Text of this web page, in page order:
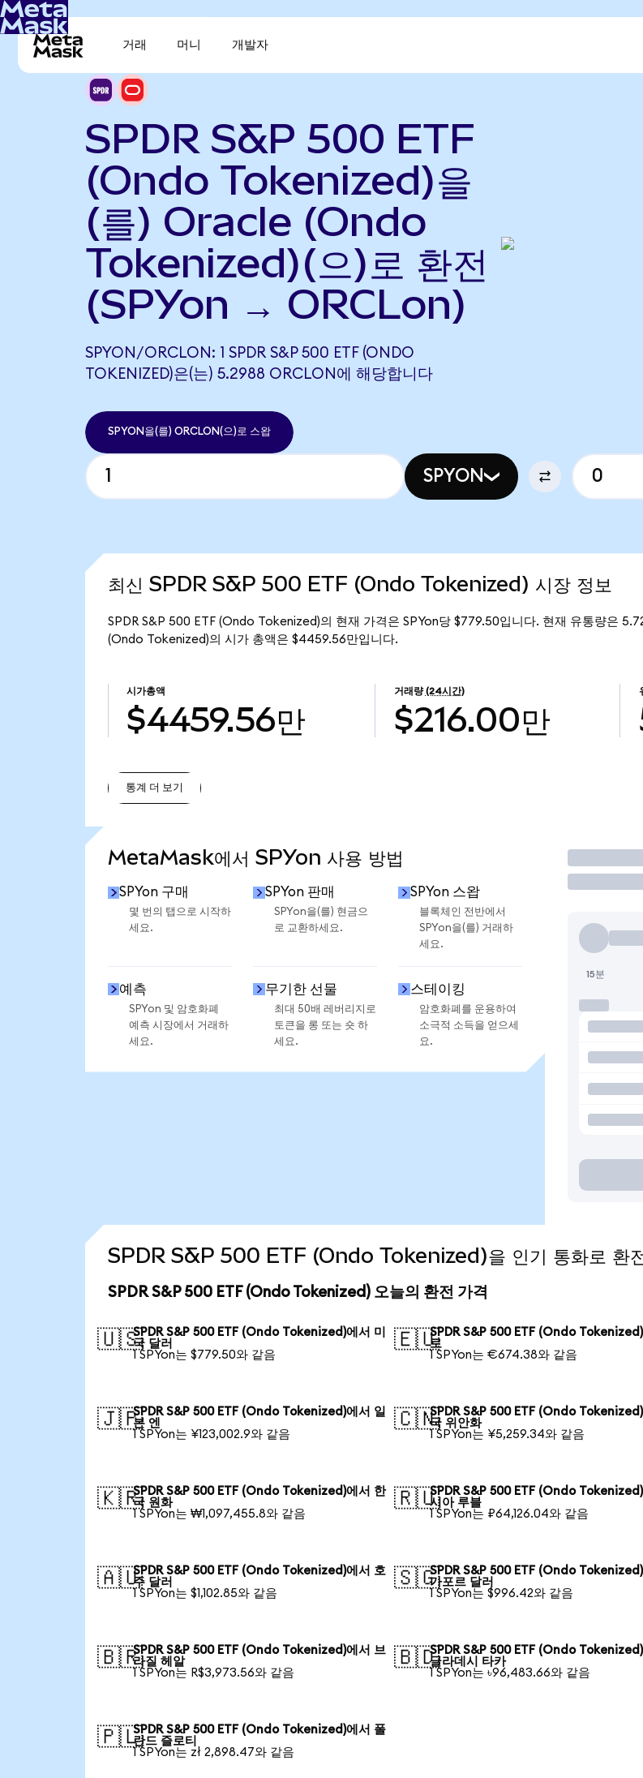
거래 머니 개발자
SPDR S&P 500 ETF
(Ondo Tokenized)을
(를) Oracle (Ondo
Tokenized)(으)로 환전
(SPYon → ORCLon)
SPYON/ORCLON: 1 SPDR S&P 500 ETF (ONDO
TOKENIZED)은(는) 5.2988 ORCLON에 해당합니다
SPYON을(를) ORCLON(으)로 스왑
SPYON
최신 SPDR S&P 500 ETF (Ondo Tokenized) 시장 정보
SPDR S&P 500 ETF (Ondo Tokenized)의 현재 가격은 SPYon당 $779.50입니다. 현재 유통량은
(Ondo Tokenized)의 시가 총액은 $4459.56만입니다.
시가총액
$4459.56만
거래량 (24시간)
$216.00만
통계 더 보기
MetaMask에서 SPYon 사용 방법
SPYon 구매
몇 번의 탭으로 시작하
세요.
SPYon 판매
SPYon을(를) 현금으
로 교환하세요.
SPYon 스왑
블록체인 전반에서
SPYon을(를) 거래하
세요.
예측
SPYon 및 암호화폐
예측 시장에서 거래하
세요.
무기한 선물
최대 50배 레버리지로
토큰을 롱 또는 숏 하
세요.
스테이킹
암호화폐를 운용하여
소극적 소득을 얻으세
요.
거래
15분
SPDR S&P 500 ETF (Ondo Tokenized)을 인기 통화로 환
SPDR S&P 500 ETF (Ondo Tokenized) 오늘의 환전 가격
🇺🇸SPDR S&P 500 ETF (Ondo Tokenized)에서 미
국 달러
1 SPYon는 $779.50와 같음
🇪🇺SPDR S&P 500 ETF (Ondo
로
1 SPYon는 €674.38와 같음
🇯🇵SPDR S&P 500 ETF (Ondo Tokenized)에서 일
본 엔
1 SPYon는 ¥123,002.9와 같음
🇨🇳SPDR S&P 500 ETF (Ondo
국 위안화
1 SPYon는 ¥5,259.34와 같음
🇰🇷SPDR S&P 500 ETF (Ondo Tokenized)에서 한
국 원화
1 SPYon는 ₩1,097,455.8와 같음
🇷🇺SPDR S&P 500 ETF (Ondo
시아 루블
1 SPYon는 ₽64,126.04와 같음
🇦🇺SPDR S&P 500 ETF (Ondo Tokenized)에서 호
주 달러
1 SPYon는 $1,102.85와 같음
🇸🇬SPDR S&P 500 ETF (Ondo
가포르 달러
1 SPYon는 $996.42와 같음
🇧🇷SPDR S&P 500 ETF (Ondo Tokenized)에서 브
라질 헤알
1 SPYon는 R$3,973.56와 같음
🇧🇩SPDR S&P 500 ETF (Ondo
글라데시 타카
1 SPYon는 ৳96,483.66와 같음
🇵🇱SPDR S&P 500 ETF (Ondo Tokenized)에서 폴
란드 즐로티
1 SPYon는 zł 2,898.47와 같음